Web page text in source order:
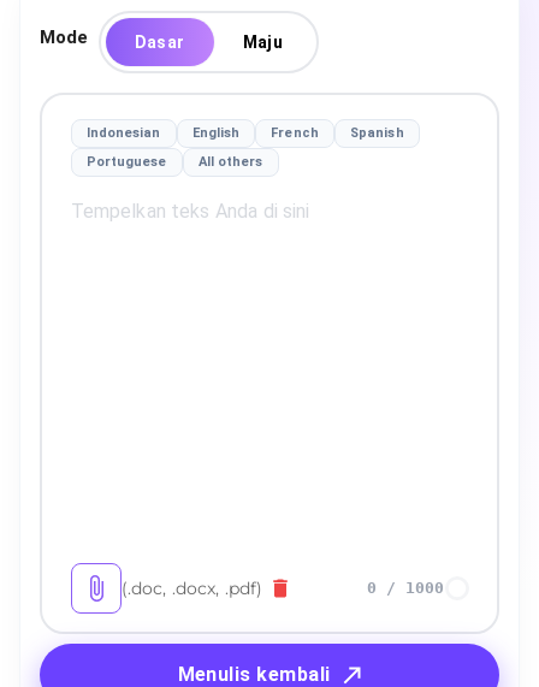
Mode Dasar Maju
Indonesian English French
Spanish
Portuguese
All others
(.doc, .docx, .pdf) 0 / 1000
Menulis kembali